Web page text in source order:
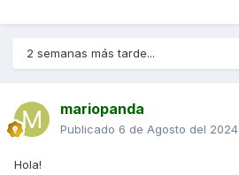
2 semanas más tarde...
mariopanda
Publicado 6 de Agosto del 2024
Hola!